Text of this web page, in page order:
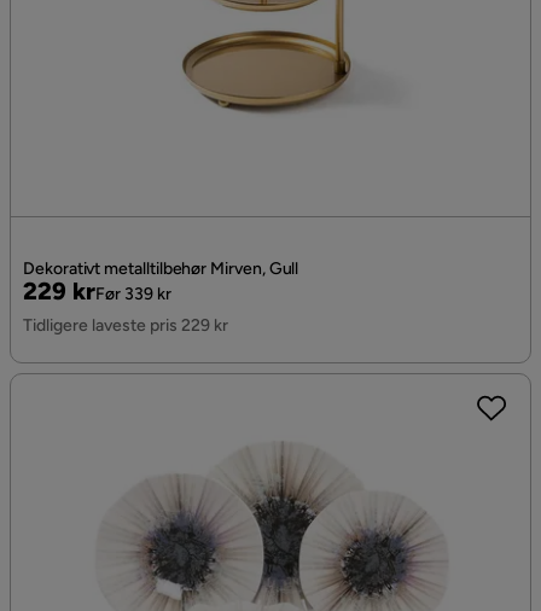
Dekorativt metalltilbehør Mirven, Gull
Pris
229 kr
Original
Pris
Før 339 kr
Tidligere laveste pris 229 kr